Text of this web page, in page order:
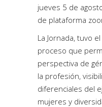
jueves 5 de
de plataforma
La Jornada, tuvo
proceso que
perspectiva de
la profesión,
diferenciales del
mujeres y